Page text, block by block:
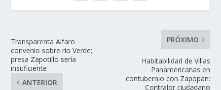
Transparenta Alfaro
convenio sobre río Verde;
presa Zapotillo sería
insuficiente
ANTERIOR
PRÓXIMO
Habitabilidad de Villas
Panamericanas en
contubernio con Zapopan:
Contralor ciudadano